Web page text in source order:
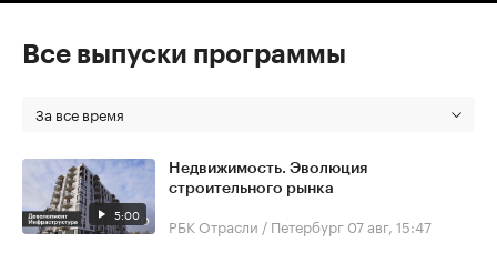
Все выпуски программы
За все время
5:00
Недвижимость. Эволюция
строительного рынка
РБК Отрасли / Петербург 07 авг, 15:47